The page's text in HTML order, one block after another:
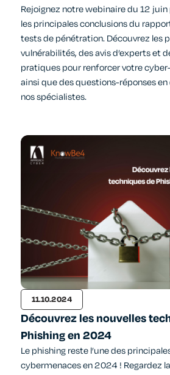
Rejoignez notre webinaire du 12
les principales conclusions du
tests de pénétration. Découvrez les
vulnérabilités, des avis d’experts et
pratiques pour renforcer votre
ainsi que des questions-réponses
nos spécialistes.
11.10.2024
Découvrez les nouvelles
Phishing en 2024
Le phishing reste l’une des
cybermenaces en 2024 ! Regardez